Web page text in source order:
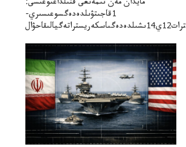
مايدان مەن تىمەنعى قتىلداعىوعىسى:
1قاجىتۋىلدەدەگسوعىسىري-
سترات12ي14ىشىلدەدەگىاسكەريستراتەگيالىقاحۋال